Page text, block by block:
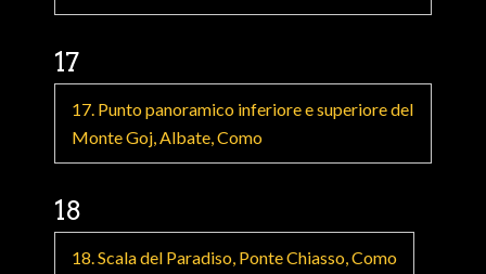
17
17. Punto panoramico inferiore e superiore del
Monte Goj, Albate, Como
18
18. Scala del Paradiso, Ponte Chiasso, Como